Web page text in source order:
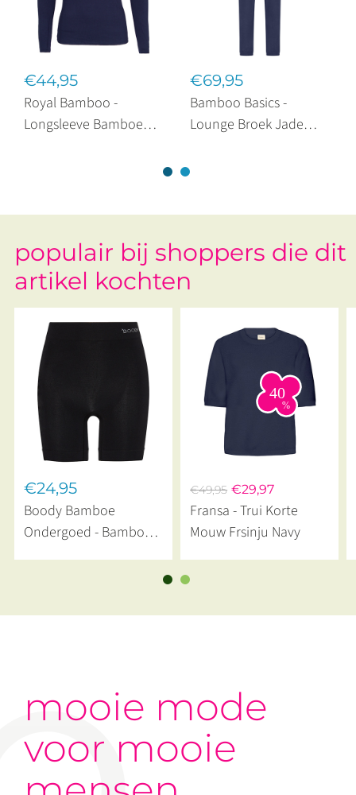
€44,95
Royal Bamboo -
Longsleeve Bamboe
€69,95
Bamboo Basics -
Lounge Broek Jade
populair bij shoppers die dit
artikel kochten
€24,95
Boody Bamboe
Ondergoed - Bamboe
€49,95 €29,97
Fransa - Trui Korte
Mouw Frsinju Navy
mooie mode
voor mooie